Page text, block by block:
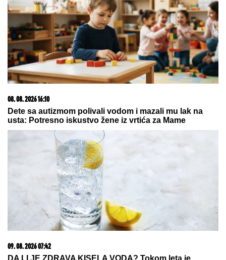
06. 08. 2026 07:08
Evo u kojim banjama važi vaučer od 10.000 dinara -
Сазнања „Политике”: Црна Гора следећа у војном
савезу Загреба, Тиране и Приштине